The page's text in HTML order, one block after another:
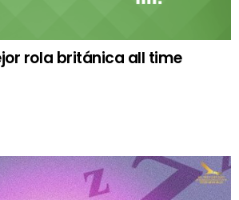
rola británica all time